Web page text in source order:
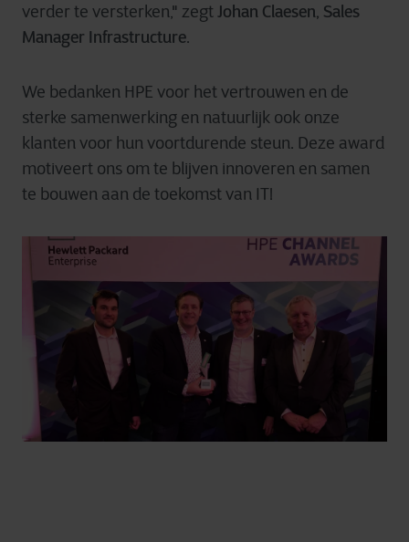
verder te versterken," zegt Johan Claesen, Sales
Manager Infrastructure.
We bedanken HPE voor het vertrouwen en de
sterke samenwerking en natuurlijk ook onze
klanten voor hun voortdurende steun. Deze award
motiveert ons om te blijven innoveren en samen
te bouwen aan de toekomst van IT!